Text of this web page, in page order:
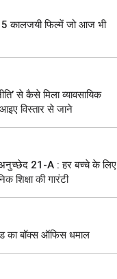
कालजयी फिल्में जो आज भी
से कैसे मिला व्यावसायिक
आइए विस्तार से जाने
21-A : हर बच्चे के लिए
शिक्षा की गारंटी
का बॉक्स ऑफिस धमाल